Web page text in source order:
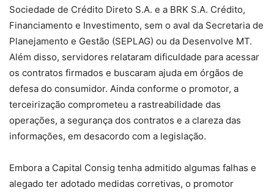
Sociedade de Crédito Direto S.A. e a BRK S.A. Crédito,
Financiamento e Investimento, sem o aval da Secretaria de
Planejamento e Gestão (SEPLAG) ou da Desenvolve MT.
Além disso, servidores relataram dificuldade para acessar
os contratos firmados e buscaram ajuda em órgãos de
defesa do consumidor. Ainda conforme o promotor, a
terceirização comprometeu a rastreabilidade das
operações, a segurança dos contratos e a clareza das
informações, em desacordo com a legislação.
Embora a Capital Consig tenha admitido algumas falhas e
alegado ter adotado medidas corretivas, o promotor